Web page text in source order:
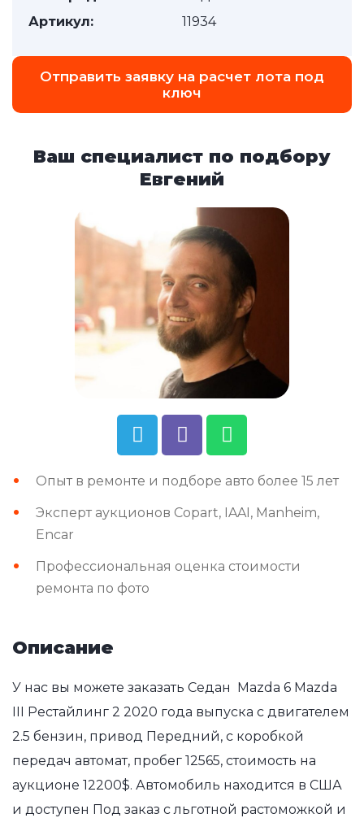
Артикул:
11934
Отправить заявку на расчет лота под
ключ
Ваш специалист по подбору
Евгений
Опыт в ремонте и подборе авто более 15 лет
Эксперт аукционов Copart, IAAI, Manheim,
Encar
Профессиональная оценка стоимости
ремонта по фото
Описание
У нас вы можете заказать Седан Mazda 6 Mazda
III Рестайлинг 2 2020 года выпуска с двигателем
2.5 бензин, привод Передний, с коробкой
передач автомат, пробег 12565, стоимость на
аукционе 12200$. Автомобиль находится в США
и доступен Под заказ с льготной растоможкой и